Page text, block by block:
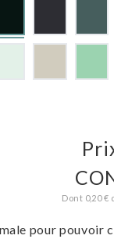
Dont 0,20
pour pouvoir